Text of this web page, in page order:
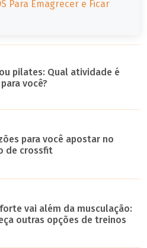
Para Emagrecer e Ficar
pilates: Qual atividade é
você?
para você apostar no
de crossfit
vai além da musculação:
outras opções de treinos